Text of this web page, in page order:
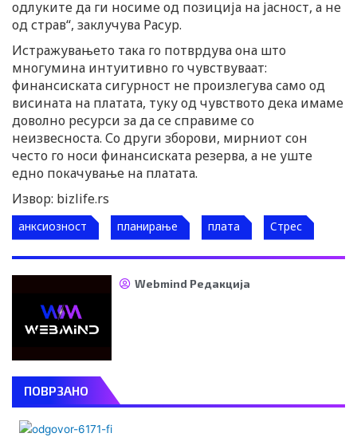
одлуките да ги носиме од позиција на јасност, а не
од страв“, заклучува Расур.
Истражувањето така го потврдува она што
многумина интуитивно го чувствуваат:
финансиската сигурност не произлегува само од
висината на платата, туку од чувството дека имаме
доволно ресурси за да се справиме со
неизвесноста. Со други зборови, мирниот сон
често го носи финансиската резерва, а не уште
едно покачување на платата.
Извор: bizlife.rs
анксиозност планирање плата Стрес
Webmind Редакција
ПОВРЗАНО